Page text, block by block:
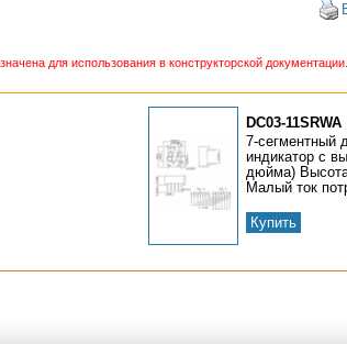
для использования в конструкторской документации.
DC03-11SRWA
7-сегментный
индикатор с
дюйма)
Малый ток
Купить